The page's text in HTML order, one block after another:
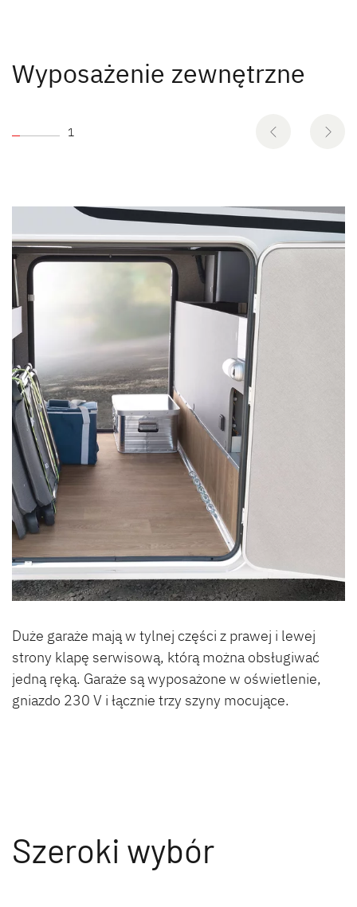
Wyposażenie zewnętrzne
1
Duże garaże mają w tylnej części z prawej i lewej
strony klapę serwisową, którą można obsługiwać
jedną ręką. Garaże są wyposażone w oświetlenie,
gniazdo 230 V i łącznie trzy szyny mocujące.
Szeroki wybór